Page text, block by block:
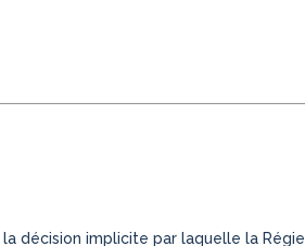
la décision implicite par laquelle la Régie